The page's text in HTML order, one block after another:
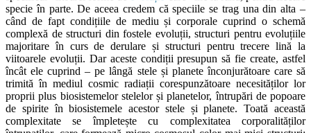
specie în parte. De aceea credem că speciile se trag una din alta –
când de fapt condițiile de mediu și corporale cuprind o schemă
complexă de structuri din fostele evoluții, structuri pentru evoluțiile
majoritare în curs de derulare și structuri pentru trecere lină la
viitoarele evoluții. Dar aceste condiții presupun să fie create, astfel
încât ele cuprind – pe lângă stele și planete înconjurătoare care să
trimită în mediul cosmic radiații corespunzătoare necesităților lor
proprii plus biosistemelor stelelor și planetelor, întrupări de popoare
de spirite în biosistemele acestor stele și planete. Toată această
complexitate se împletește cu complexitatea corporalităților